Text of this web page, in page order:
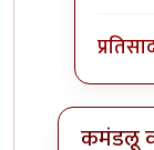
कमंडलू